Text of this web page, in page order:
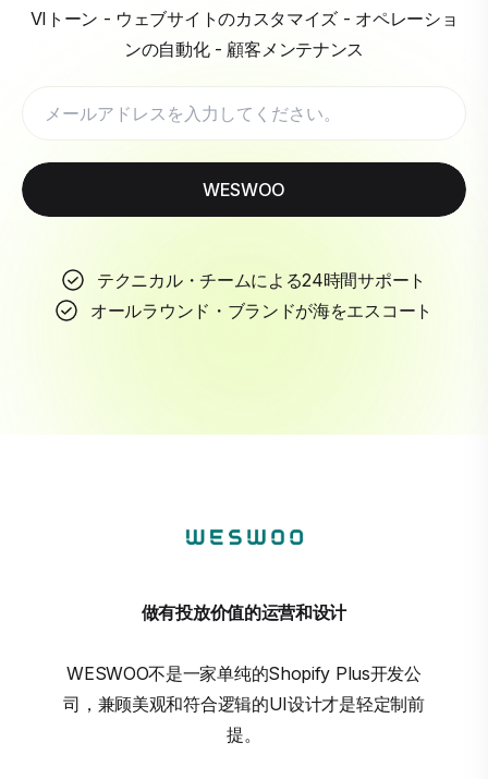
VIトーン - ウェブサイトのカスタマイズ - オペレーショ
ンの自動化 - 顧客メンテナンス
WESWOO
テクニカル・チームによる24時間サポート
オールラウンド・ブランドが海をエスコート
做有投放价值的运营和设计
WESWOO不是一家单纯的Shopify Plus开发公
司，兼顾美观和符合逻辑的UI设计才是轻定制前
提。